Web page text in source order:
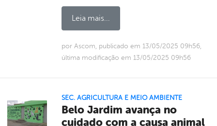
Leia mais...
por Ascom, publicado em 13/05/2025 09h56,
última modificação em 13/05/2025 09h56
SEC. AGRICULTURA E MEIO AMBIENTE
Belo Jardim avança no
cuidado com a causa animal